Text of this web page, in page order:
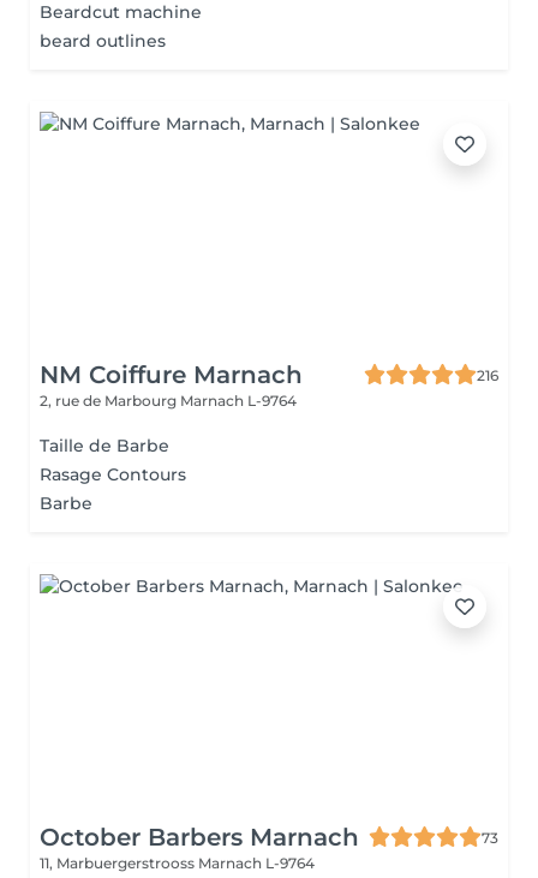
Beardcut machine
beard outlines
NM Coiffure Marnach
216
2, rue de Marbourg Marnach L-9764
Taille de Barbe
Rasage Contours
Barbe
October Barbers Marnach
73
11, Marbuergerstrooss Marnach L-9764